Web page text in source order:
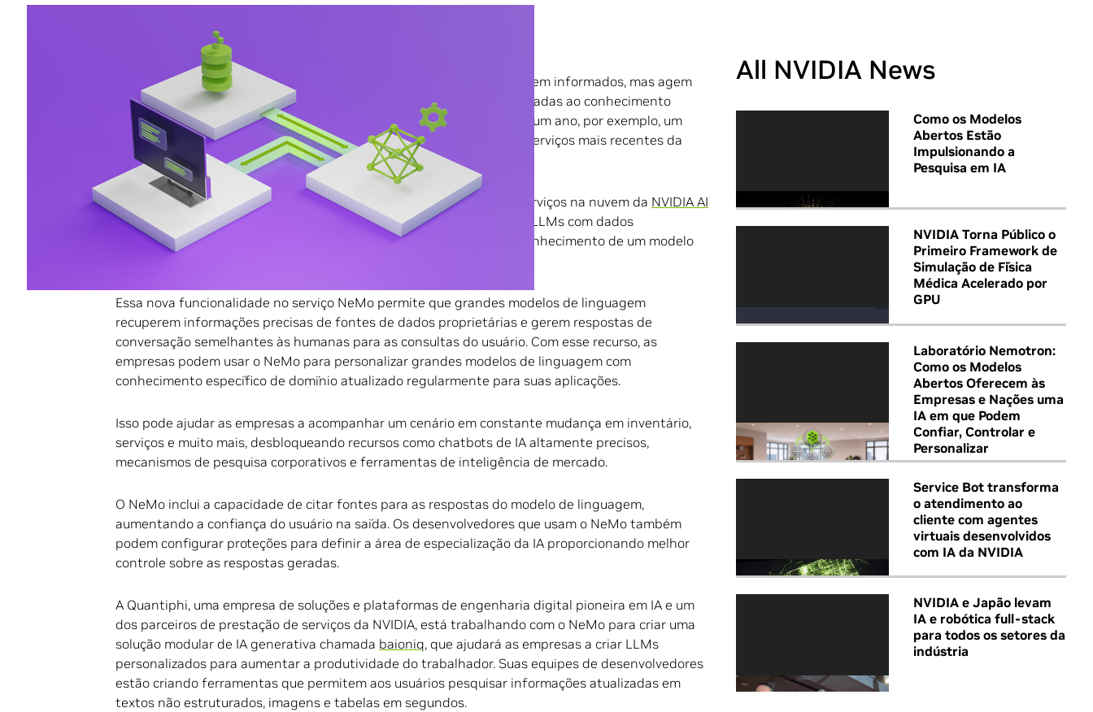
grandes modelos de idiomas
disponíveis hoje são incrivelmente bem informados, mas agem
como cápsulas do tempo: as informações que eles capturam são limitadas ao conhecimento
disponível quando foram treinadas pela primeira vez. Se treinado há um ano, por exemplo, um
LLM que impulsiona um chatbot de IA não conhecerá os produtos e serviços mais recentes da
empresa.
Com o serviço NVIDIANeMo , parte da recém-anunciada família de serviços na nuvem da NVIDIA AI
Foundations
as empresas podem fechar a lacuna aumentando seus LLMs com dados
proprietários, permitindo que atualizem com frequência a base de conhecimento de um modelo
Essa nova funcionalidade no serviço NeMo permite que grandes modelos de linguagem
recuperem informações precisas de fontes de dados proprietárias e gerem respostas de
conversação semelhantes às humanas para as consultas do usuário. Com esse recurso, as
empresas podem usar o NeMo para personalizar grandes modelos de linguagem com
conhecimento específico de domínio atualizado regularmente para suas aplicações.
Isso pode ajudar as empresas a acompanhar um cenário em constante mudança em inventário,
serviços e muito mais, desbloqueando recursos como chatbots de IA altamente precisos,
mecanismos de pesquisa corporativos e ferramentas de inteligência de mercado.
O NeMo inclui a capacidade de citar fontes para as respostas do modelo de linguagem,
aumentando a confiança do usuário na saída. Os desenvolvedores que usam o NeMo também
podem configurar proteções para definir a área de especialização da IA proporcionando melhor
controle sobre as respostas geradas.
A Quantiphi, uma empresa de soluções e plataformas de engenharia digital pioneira em IA e um
dos parceiros de prestação de serviços da NVIDIA, está trabalhando com o NeMo para criar uma
solução modular de IA generativa chamada baioniq, que ajudará as empresas a criar LLMs
personalizados para aumentar a produtividade do trabalhador. Suas equipes de desenvolvedores
estão criando ferramentas que permitem aos usuários pesquisar informações atualizadas em
textos não estruturados, imagens e tabelas em segundos.
All NVIDIA News
Como os Modelos
Abertos Estão
Impulsionando a
Pesquisa em IA
NVIDIA Torna Público o
Primeiro Framework de
Simulação de Física
Médica Acelerado por
GPU
Laboratório Nemotron:
Como os Modelos
Abertos Oferecem às
Empresas e Nações uma
IA em que Podem
Confiar, Controlar e
Personalizar
Service Bot transforma
o atendimento ao
cliente com agentes
virtuais desenvolvidos
com IA da NVIDIA
NVIDIA e Japão levam
IA e robótica full-stack
para todos os setores da
indústria